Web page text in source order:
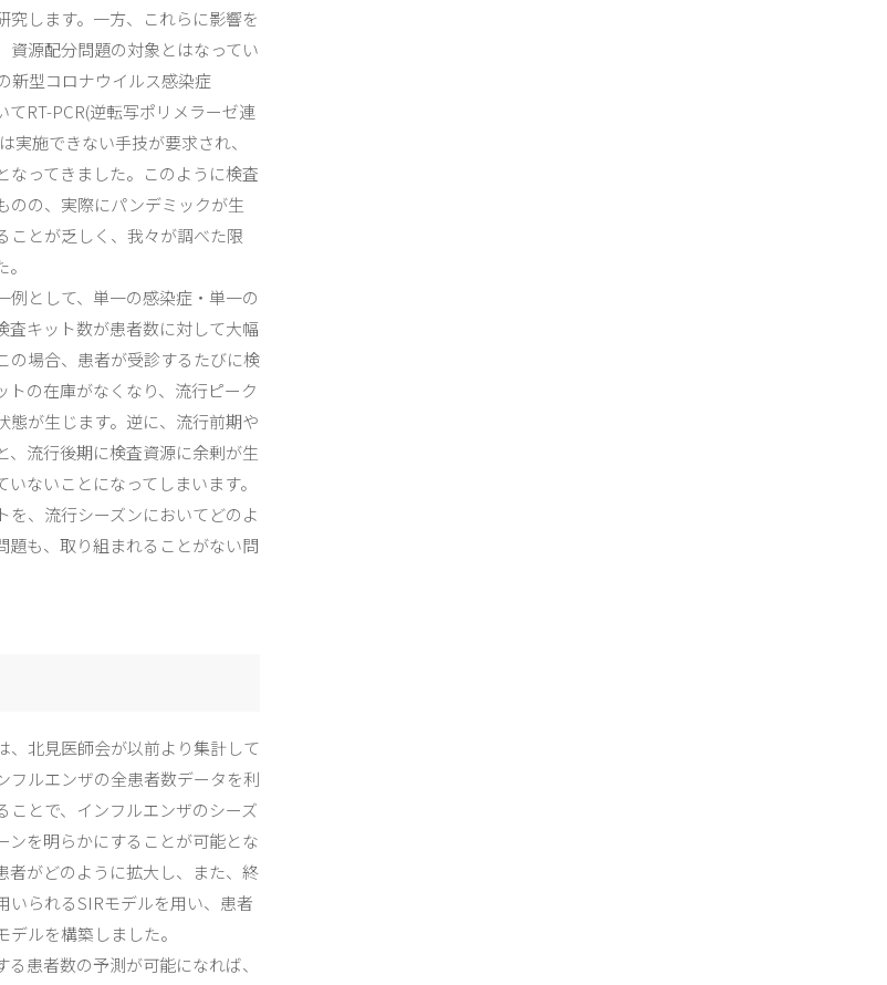
究します。一方、これらに影響を
資源配分問題の対象とはなってい
新型コロナウイルス感染症
てRT-PCR(逆転写ポリメラーゼ連
実施できない手技が要求され、
なってきました。このように検査
のの、実際にパンデミックが生
ことが乏しく、我々が調べた限
例として、単一の感染症・単一の
査キット数が患者数に対して大幅
の場合、患者が受診するたびに検
の在庫がなくなり、流行ピーク
態が生じます。逆に、流行前期や
、流行後期に検査資源に余剰が生
ないことになってしまいます。
を、流行シーズンにおいてどのよ
題も、取り組まれることがない問
、北見医師会が以前より集計して
フルエンザの全患者数データを利
ことで、インフルエンザのシーズ
ンを明らかにすることが可能とな
者がどのように拡大し、また、終
いられるSIRモデルを用い、患者
ルを構築しました。
患者数の予測が可能になれば、